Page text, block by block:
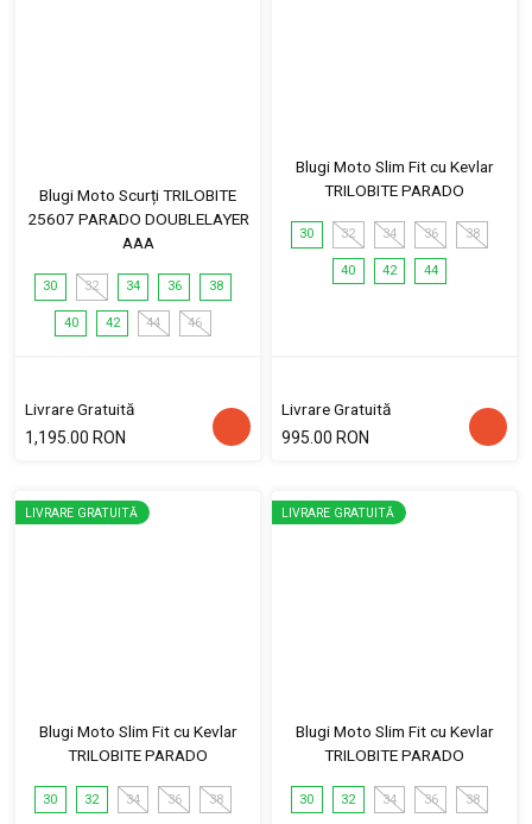
Blugi Moto Scurți TRILOBITE
25607 PARADO DOUBLELAYER
AAA
30 32 34 36 38
40 42 44 46
Livrare Gratuită
1,195.00 RON
Blugi Moto Slim Fit cu Kevlar
TRILOBITE PARADO
30 32 34 36 38
40 42 44
Livrare Gratuită
995.00 RON
LIVRARE GRATUITĂ
Blugi Moto Slim Fit cu Kevlar
TRILOBITE PARADO
30 32 34 36 38
LIVRARE GRATUITĂ
Blugi Moto Slim Fit cu Kevlar
TRILOBITE PARADO
30 32 34 36 38